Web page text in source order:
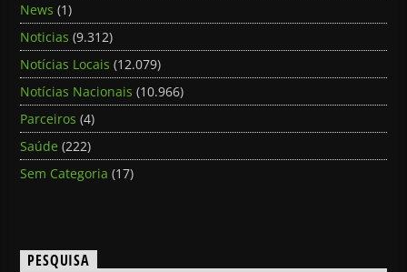
News (1)
Noticias (9.312)
Notícias Locais (12.079)
Notícias Nacionais (10.966)
Parceiros (4)
Saúde (222)
Sem Categoria (17)
PESQUISA